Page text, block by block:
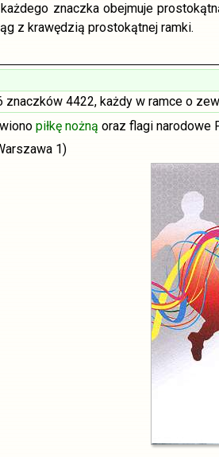
znaczka obejmuje
z krawędzią prostokątnej ramki.
znaczków 4422, każdy w ramce o
piłkę nożną oraz flagi narodowe
1)